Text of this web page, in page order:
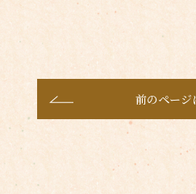
前のページ